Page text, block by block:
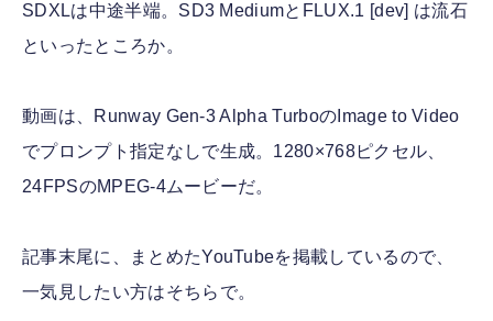
SDXLは中途半端。SD3 MediumとFLUX.1 [dev] は流石
といったところか。
動画は、Runway Gen-3 Alpha TurboのImage to Video
でプロンプト指定なしで生成。1280×768ピクセル、
24FPSのMPEG-4ムービーだ。
記事末尾に、まとめたYouTubeを掲載しているので、
一気見したい方はそちらで。